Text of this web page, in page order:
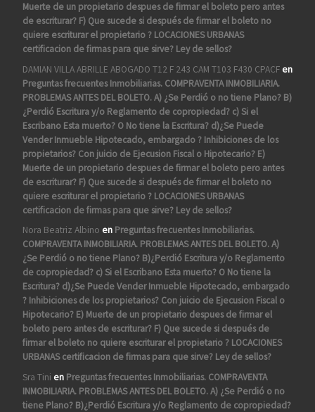
Muerte de un propietario despues de firmar el boleto pero antes
de escriturar? F) Que sucede si después de firmar el boleto no
quiere escriturar el propietario ? LOCACIONES URBANAS
certificacion de firmas para que sirve? Ley de sellos?
DAMIAN VILLA ABRILLE ABOGADO T12 F 243 CAM T103 F430 CPACFen
Preguntas frecuentes Inmobiliarias. COMPRAVENTA INMOBILIARIA.
PROBLEMAS ANTES DEL BOLETO. A) ¿Se Perdió o no tiene Plano? B)
¿Perdió Escritura y/o Reglamento de copropiedad? c) Si el
Escribano Esta muerto? O No tiene la Escritura? d)¿Se Puede
Vender Inmueble Hipotecado, embargado ? Inhibiciones de los
propietarios? Con juicio de Ejecusion Fiscal o Hipotecario? E)
Muerte de un propietario despues de firmar el boleto pero antes
de escriturar? F) Que sucede si después de firmar el boleto no
quiere escriturar el propietario ? LOCACIONES URBANAS
certificacion de firmas para que sirve? Ley de sellos?
Nora Beatriz Albino en Preguntas frecuentes Inmobiliarias.
COMPRAVENTA INMOBILIARIA. PROBLEMAS ANTES DEL BOLETO. A)
¿Se Perdió o no tiene Plano? B)¿Perdió Escritura y/o Reglamento
de copropiedad? c) Si el Escribano Esta muerto? O No tiene la
Escritura? d)¿Se Puede Vender Inmueble Hipotecado, embargado
? Inhibiciones de los propietarios? Con juicio de Ejecusion Fiscal o
Hipotecario? E) Muerte de un propietario despues de firmar el
boleto pero antes de escriturar? F) Que sucede si después de
firmar el boleto no quiere escriturar el propietario ? LOCACIONES
URBANAS certificacion de firmas para que sirve? Ley de sellos?
Sra Tini en Preguntas frecuentes Inmobiliarias. COMPRAVENTA
INMOBILIARIA. PROBLEMAS ANTES DEL BOLETO. A) ¿Se Perdió o no
tiene Plano? B)¿Perdió Escritura y/o Reglamento de copropiedad?